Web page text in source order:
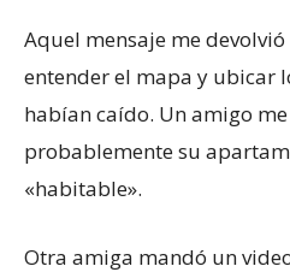
Aquel mensaje me
entender el mapa y ubicar
habían caído. Un amigo
probablemente su
«habitable».
Otra amiga mandó un